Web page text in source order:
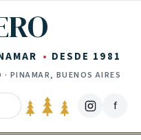
DESDE 1981
· PINAMAR, BUENOS AIRES
f